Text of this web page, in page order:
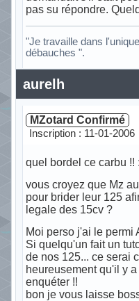
pas su répondre.
"Je travaille dans
débauches ".
Hors ligne
aurelh
MZotard Confirmé
Inscription : 11-01-2006
quel bordel ce carbu !!
vous croyez que Mz
pour brider leur 125
legale des 15cv ?
Moi perso j'ai le permi
Si quelqu'un fait un
de nos 125... ce serai
heureusement qu'il y
enquéter !!
bon je vous laisse